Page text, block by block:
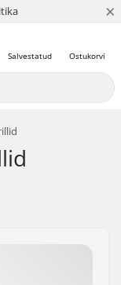
×
Ostukorvi
Salvestatud